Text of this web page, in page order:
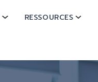
SHOW SUBMENU FOR
RESSOURCES